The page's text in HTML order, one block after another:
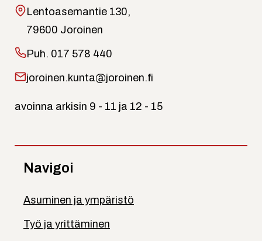
Lentoasemantie 130,
79600 Joroinen
Puh. 017 578 440
joroinen.kunta@joroinen.fi
avoinna arkisin 9 - 11 ja 12 - 15
Navigoi
Asuminen ja ympäristö
Työ ja yrittäminen